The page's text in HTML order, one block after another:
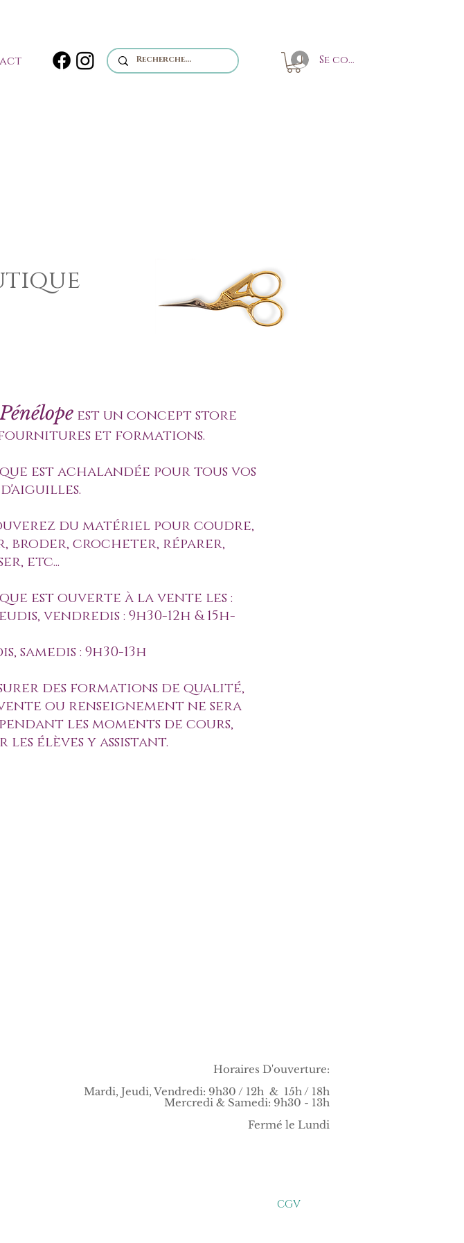
Se connecter
est un concept store
et formations.
est achalandée pour tous vos
du matériel pour coudre,
broder, crocheter, réparer,
etc...
est ouverte à la vente les :
vendredis : 9h30-12h & 15h-
samedis : 9h30-13h
des formations de qualité,
ou renseignement ne sera
les moments de cours,
les élèves y assistant.
Horaires D'ouverture:
Mardi, Jeudi, Vendredi: 9h30 / 12h & 15h / 18h
Mercredi & Samedi: 9h30 - 13h
Fermé le Lundi
CGV